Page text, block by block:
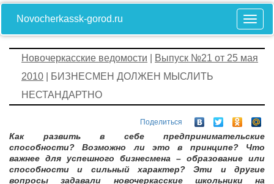
Novocherkassk-gorod.ru
Новочеркасские ведомости
Выпуск №21 от 25 мая
2010 | БИЗНЕСМЕН ДОЛЖЕН МЫСЛИТЬ
НЕСТАНДАРТНО
Поделиться
Как развить в себе предпринимательские
способности? Возможно ли это в принципе? Что
важнее для успешного бизнесмена – образование или
способности и сильный характер? Эти и другие
вопросы задавали новочеркасские школьники на